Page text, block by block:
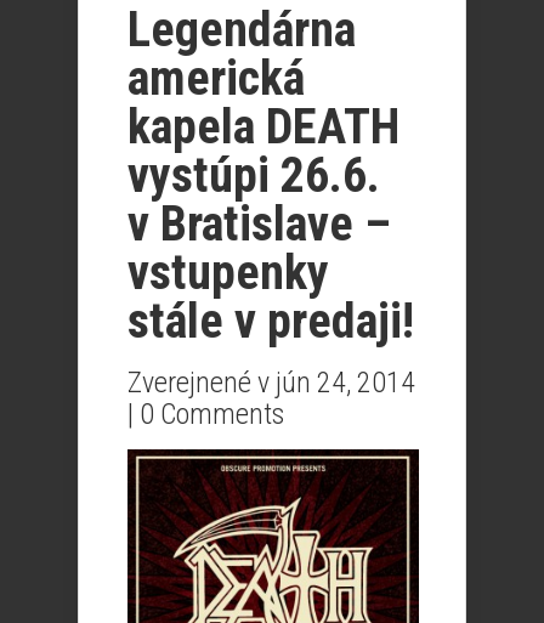
Legendárna
americká
kapela DEATH
vystúpi 26.6.
v Bratislave –
vstupenky
stále v predaji!
Zverejnené v jún 24, 2014
| 0 Comments